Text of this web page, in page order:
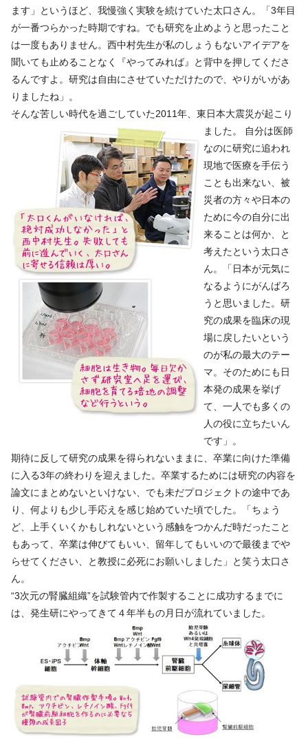
ます」というほど、我慢強く実験を続けていた太口さん。「3年目
が一番つらかった時期ですね。でも研究を止めようと思ったこと
は一度もありません。西中村先生が私のしょうもないアイデアを
聞いても止めることなく『やってみれば』と背中を押してくださ
るんですよ。研究は自由にさせていただけたので、やりがいがあ
りましたね」。
そんな苦しい時代を過ごしていた2011年、東日本大震災が起こり
ました。
自分は医師
なのに研究に追われ
現地で医療を手伝う
ことも出来ない、被
災者の方々や日本の
ために今の自分に出
来ることは何か、と
考えたという太口さ
ん。「日本が元気に
なるようにがんばろ
うと思いました。研
究の成果を臨床の現
場に戻したいという
のが私の最大のテー
マ。そのためにも日
本発の成果を挙げ
て、一人でも多くの
人の役に立ちたいん
です」。
期待に反して研究の成果を得られないままに、卒業に向けた準備
に入る3年の終わりを迎えました。卒業するためには研究の内容を
論文にまとめないといけない、でも未だプロジェクトの途中であ
り、何よりも少し手応えを感じ始めていた頃でした。「ちょう
ど、上手くいくかもしれないという感触をつかんだ時だったこと
もあって、卒業は伸びてもいい、留年してもいいので最後までや
らせてください、と教授に必死にお願いしました」と笑う太口さ
ん。
“3次元の腎臓組織”を試験管内で作製することに成功するまでに
は、発生研にやってきて４年半もの月日が流れていました。